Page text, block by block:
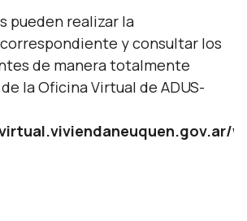
pueden realizar la
y consultar los
de manera totalmente
la Oficina Virtual de ADUS-